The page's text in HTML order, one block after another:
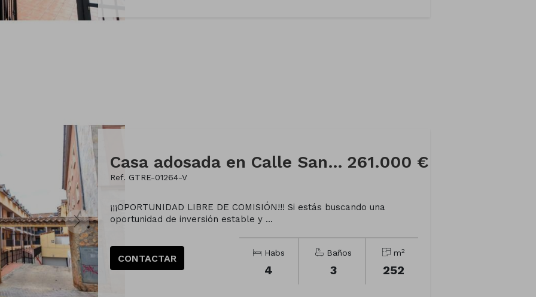
Casa adosada en Calle San Roque
Ref. GTRE-01264-V
261.000 €
¡¡¡OPORTUNIDAD LIBRE DE COMISIÓN!!! Si estás buscando una
oportunidad de inversión estable y ...
CONTACTAR Habs
4
Baños
3
m2
252